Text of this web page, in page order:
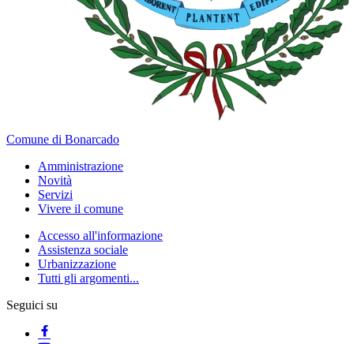
Comune di Bonarcado
Amministrazione
Novità
Servizi
Vivere il comune
Accesso all'informazione
Assistenza sociale
Urbanizzazione
Tutti gli argomenti...
Seguici su